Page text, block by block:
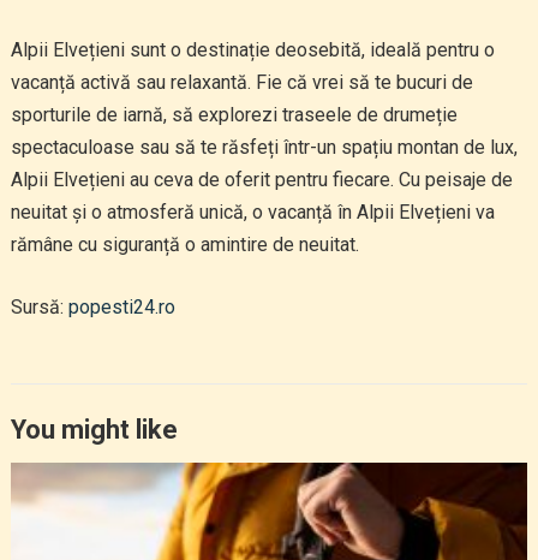
Alpii Elvețieni sunt o destinație deosebită, ideală pentru o
vacanță activă sau relaxantă. Fie că vrei să te bucuri de
sporturile de iarnă, să explorezi traseele de drumeție
spectaculoase sau să te răsfeți într-un spațiu montan de lux,
Alpii Elvețieni au ceva de oferit pentru fiecare. Cu peisaje de
neuitat și o atmosferă unică, o vacanță în Alpii Elvețieni va
rămâne cu siguranță o amintire de neuitat.
Sursă: popesti24.ro
You might like